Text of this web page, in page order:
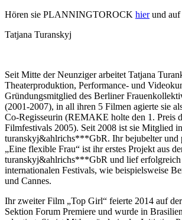
Hören sie PLANNINGTOROCK hierund auf
Tatjana Turanskyj
Seit Mitte der Neunziger arbeitet Tatjana
Theaterproduktion, Performance- und
Gründungsmitglied des Berliner
(2001-2007), in all ihren 5 Filmen agierte sie
Co-Regisseurin (REMAKE holte den 1. Preis
Filmfestivals 2005). Seit 2008 ist sie Mitglied in
turanskyj&ahlrichs***GbR. Ihr bejubelter und
„Eine flexible Frau“ ist ihr erstes Projekt aus
turanskyj&ahlrichs***GbR und lief erfolgreich
internationalen Festivals, wie beispielsweise
und Cannes.
Ihr zweiter Film „Top Girl“ feierte 2014 auf
Sektion Forum Premiere und wurde in